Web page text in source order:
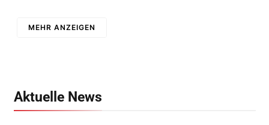
MEHR ANZEIGEN
Aktuelle News